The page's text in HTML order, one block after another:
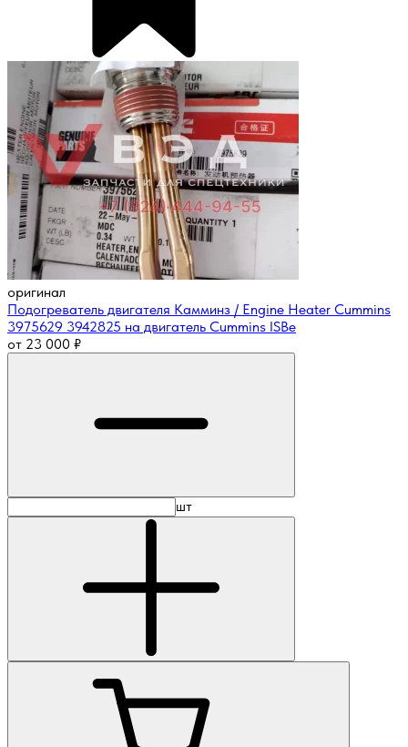
оригинал
Подогреватель двигателя Камминз / Engine Heater Cummins
3975629 3942825 на двигатель Cummins ISBe
от 23 000 ₽
шт